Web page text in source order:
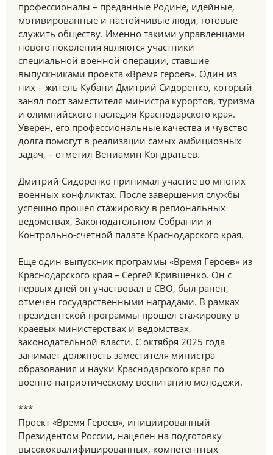
профессионалы – преданные Родине, идейные,
мотивированные и настойчивые люди, готовые
служить обществу. Именно такими управленцами
нового поколения являются участники
специальной военной операции, ставшие
выпускниками проекта «Время героев». Один из
них – житель Кубани Дмитрий Сидоренко, который
занял пост заместителя министра курортов, туризма
и олимпийского наследия Краснодарского края.
Уверен, его профессиональные качества и чувство
долга помогут в реализации самых амбициозных
задач, – отметил Вениамин Кондратьев.
Дмитрий Сидоренко принимал участие во многих
военных конфликтах. После завершения службы
успешно прошел стажировку в региональных
ведомствах, Законодательном Собрании и
Контрольно-счетной палате Краснодарского края.
Еще один выпускник программы «Время Героев» из
Краснодарского края – Сергей Крившенко. Он с
первых дней он участвовал в СВО, был ранен,
отмечен государственными наградами. В рамках
президентской программы прошел стажировку в
краевых министерствах и ведомствах,
законодательной власти. С октября 2025 года
занимает должность заместителя министра
образования и науки Краснодарского края по
военно-патриотическому воспитанию молодежи.
***
Проект «Время Героев», инициированный
Президентом России, нацелен на подготовку
высококвалифицированных, компетентных